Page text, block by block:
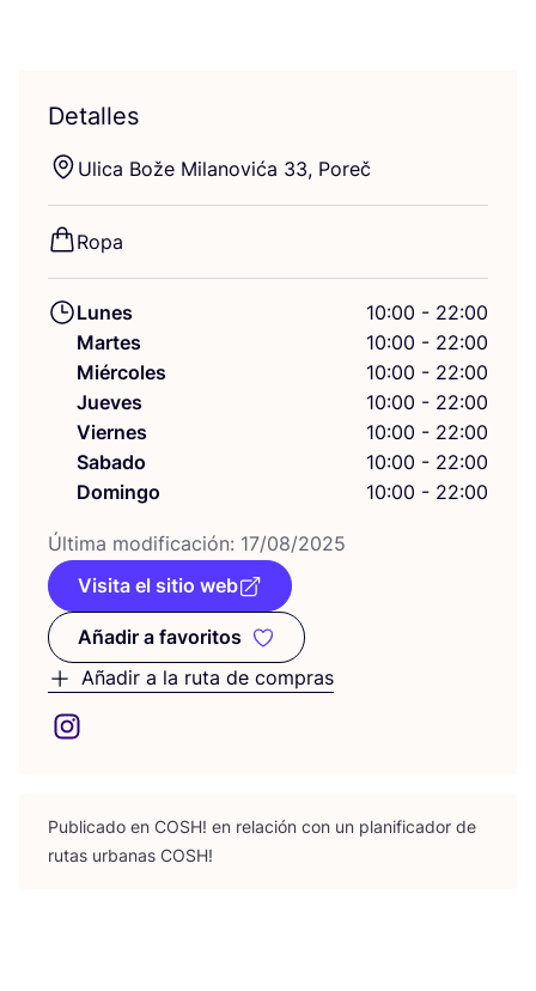
Detalles
Uli­ca Bože Mila­no­vića 33, Poreč
Ropa
Lunes
10:00 - 22:00
Martes
10:00 - 22:00
Miércoles
10:00 - 22:00
Jueves
10:00 - 22:00
Viernes
10:00 - 22:00
Sabado
10:00 - 22:00
Domingo
10:00 - 22:00
Últi­ma modi­fi­ca­ción: 17/08/2025
Visita el sitio web
Añadir a favoritos
Añadir a favoritos
Añadir a la ruta de compras
Publi­ca­do en COSH! en rela­ción con un pla­ni­fi­ca­dor de
rutas urba­nas COSH!